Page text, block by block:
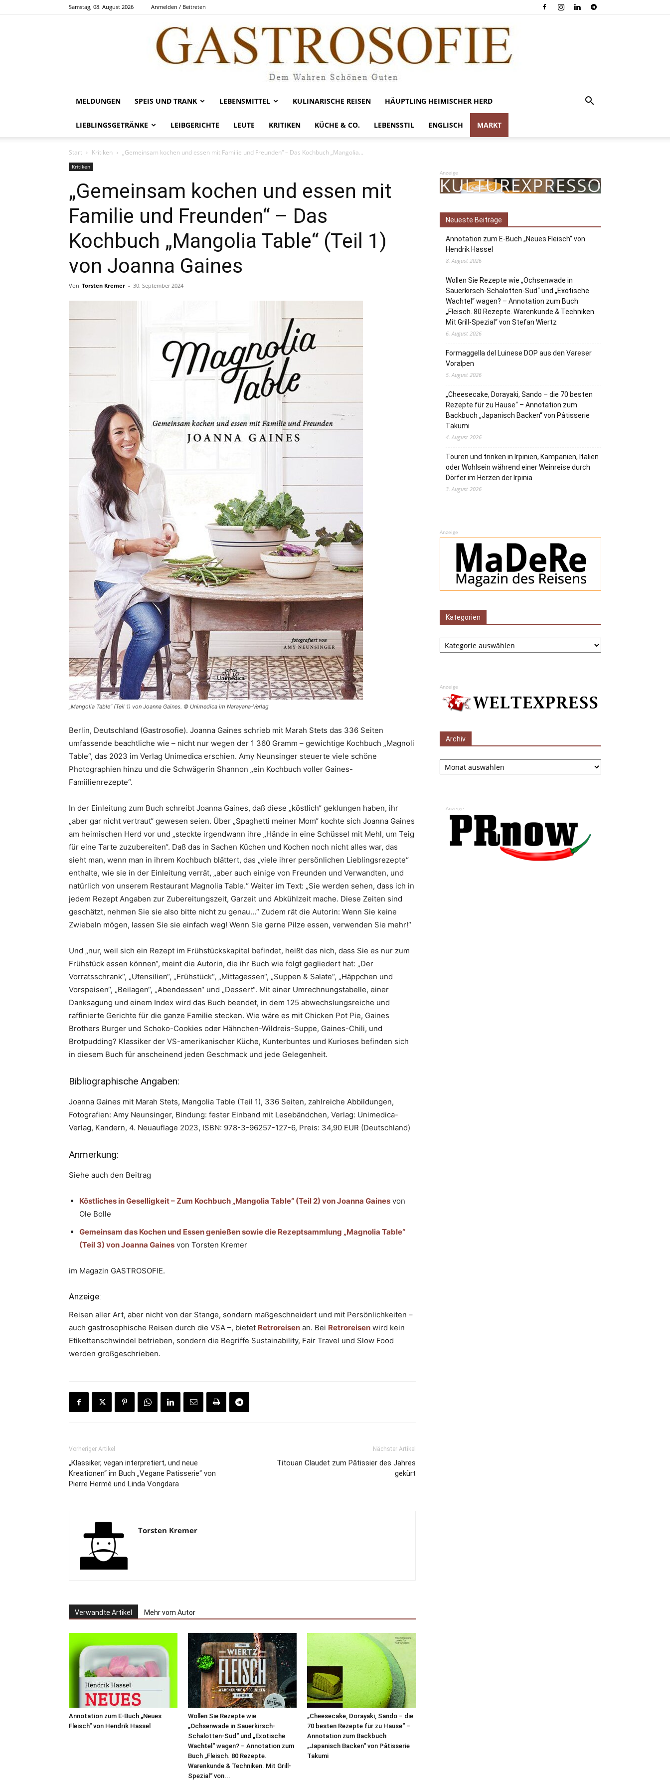
Samstag, 08. August 2026 Anmelden / Beitreten
Gastrosofie
MELDUNGEN SPEIS UND TRANK LEBENSMITTEL KULINARISCHE REISEN HÄUPTLING HEIMISCHER HERD
LIEBLINGSGETRÄNKE LEIBGERICHTE LEUTE KRITIKEN KÜCHE & CO. LEBENSSTIL ENGLISCH MARKT
Start Kritiken „Gemeinsam kochen und essen mit Familie und Freunden“ – Das Kochbuch „Mangolia...
Kritiken
„Gemeinsam kochen und essen mit
Familie und Freunden“ – Das
Kochbuch „Mangolia Table“ (Teil 1)
von Joanna Gaines
Von Torsten Kremer - 30. September 2024
„Mangolia Table“ (Teil 1) von Joanna Gaines. © Unimedica im Narayana-Verlag
Berlin, Deutschland (Gastrosofie). Joanna Gaines schrieb mit Marah Stets das 336 Seiten
umfassende beachtliche wie – nicht nur wegen der 1 360 Gramm – gewichtige Kochbuch „Magnoli
Table“, das 2023 im Verlag Unimedica erschien. Amy Neunsinger steuerte viele schöne
Photographien hinzu und die Schwägerin Shannon „ein Kochbuch voller Gaines-
Famiilienrezepte“.
In der Einleitung zum Buch schreibt Joanna Gaines, daß diese „köstlich“ geklungen haben, ihr
„aber gar nicht vertraut“ gewesen seien. Über „Spaghetti meiner Mom“ kochte sich Joanna Gaines
am heimischen Herd vor und „steckte irgendwann ihre „Hände in eine Schüssel mit Mehl, um Teig
für eine Tarte zuzubereiten“. Daß das in Sachen Küchen und Kochen noch nicht alles war, das
sieht man, wenn man in ihrem Kochbuch blättert, das „viele ihrer persönlichen Lieblingsrezepte“
enthalte, wie sie in der Einleitung verrät, „aber auch einige von Freunden und Verwandten, und
natürlich von unserem Restaurant Magnolia Table.“ Weiter im Text: „Sie werden sehen, dass ich in
jedem Rezept Angaben zur Zubereitungszeit, Garzeit und Abkühlzeit mache. Diese Zeiten sind
geschätzt, nehmen Sie sie also bitte nicht zu genau…“ Zudem rät die Autorin: Wenn Sie keine
Zwiebeln mögen, lassen Sie sie einfach weg! Wenn Sie gerne Pilze essen, verwenden Sie mehr!“
Und „nur, weil sich ein Rezept im Frühstückskapitel befindet, heißt das nich, dass Sie es nur zum
Frühstück essen können“, meint die Autorin, die ihr Buch wie folgt gegliedert hat: „Der
Vorratsschrank“, „Utensilien“, „Frühstück“, „Mittagessen“, „Suppen & Salate“, „Häppchen und
Vorspeisen“, „Beilagen“, „Abendessen“ und „Dessert“. Mit einer Umrechnungstabelle, einer
Danksagung und einem Index wird das Buch beendet, in dem 125 abwechslungsreiche und
raffinierte Gerichte für die ganze Familie stecken. Wie wäre es mit Chicken Pot Pie, Gaines
Brothers Burger und Schoko-Cookies oder Hähnchen-Wildreis-Suppe, Gaines-Chili, und
Brotpudding? Klassiker der VS-amerikanischer Küche, Kunterbuntes und Kurioses befinden sich
in diesem Buch für anscheinend jeden Geschmack und jede Gelegenheit.
Bibliographische Angaben:
Joanna Gaines mit Marah Stets, Mangolia Table (Teil 1), 336 Seiten, zahlreiche Abbildungen,
Fotografien: Amy Neunsinger, Bindung: fester Einband mit Lesebändchen, Verlag: Unimedica-
Verlag, Kandern, 4. Neuauflage 2023, ISBN: 978-3-96257-127-6, Preis: 34,90 EUR (Deutschland)
Anmerkung:
Siehe auch den Beitrag
Köstliches in Geselligkeit – Zum Kochbuch „Mangolia Table“ (Teil 2) von Joanna Gaines von
Ole Bolle
Gemeinsam das Kochen und Essen genießen sowie die Rezeptsammlung „Magnolia Table“
(Teil 3) von Joanna Gaines von Torsten Kremer
im Magazin GASTROSOFIE.
Anzeige:
Reisen aller Art, aber nicht von der Stange, sondern maßgeschneidert und mit Persönlichkeiten –
auch gastrosophische Reisen durch die VSA –, bietet Retroreisen an. Bei Retroreisen wird kein
Etikettenschwindel betrieben, sondern die Begriffe Sustainability, Fair Travel und Slow Food
werden großgeschrieben.
Vorheriger Artikel
„Klassiker, vegan interpretiert, und neue
Kreationen“ im Buch „Vegane Patisserie“ von
Pierre Hermé und Linda Vongdara
Nächster Artikel
Titouan Claudet zum Pâtissier des Jahres
gekürt
Torsten Kremer
Verwandte Artikel Mehr vom Autor
Annotation zum E-Buch „Neues
Fleisch“ von Hendrik Hassel
Wollen Sie Rezepte wie
„Ochsenwade in Sauerkirsch-
Schalotten-Sud“ und „Exotische
Wachtel“ wagen? – Annotation zum
Buch „Fleisch. 80 Rezepte.
Warenkunde & Techniken. Mit Grill-
Spezial“ von...
„Cheesecake, Dorayaki, Sando – die
70 besten Rezepte für zu Hause“ –
Annotation zum Backbuch
„Japanisch Backen“ von Pâtisserie
Takumi
Anzeige
Neueste Beiträge
Annotation zum E-Buch „Neues Fleisch“ von
Hendrik Hassel
8. August 2026
Wollen Sie Rezepte wie „Ochsenwade in
Sauerkirsch-Schalotten-Sud“ und „Exotische
Wachtel“ wagen? – Annotation zum Buch
„Fleisch. 80 Rezepte. Warenkunde & Techniken.
Mit Grill-Spezial“ von Stefan Wiertz
6. August 2026
Formaggella del Luinese DOP aus den Vareser
Voralpen
5. August 2026
„Cheesecake, Dorayaki, Sando – die 70 besten
Rezepte für zu Hause“ – Annotation zum
Backbuch „Japanisch Backen“ von Pâtisserie
Takumi
4. August 2026
Touren und trinken in Irpinien, Kampanien, Italien
oder Wohlsein während einer Weinreise durch
Dörfer im Herzen der Irpinia
3. August 2026
Anzeige
Kategorien
Kategorien
Anzeige
Archiv
Archiv
Anzeige